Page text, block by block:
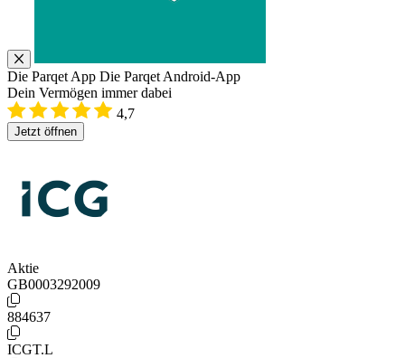
Die Parqet App Die Parqet Android-App
Dein Vermögen immer dabei
4,7
Jetzt öffnen
Aktie
GB0003292009
884637
ICGT.L